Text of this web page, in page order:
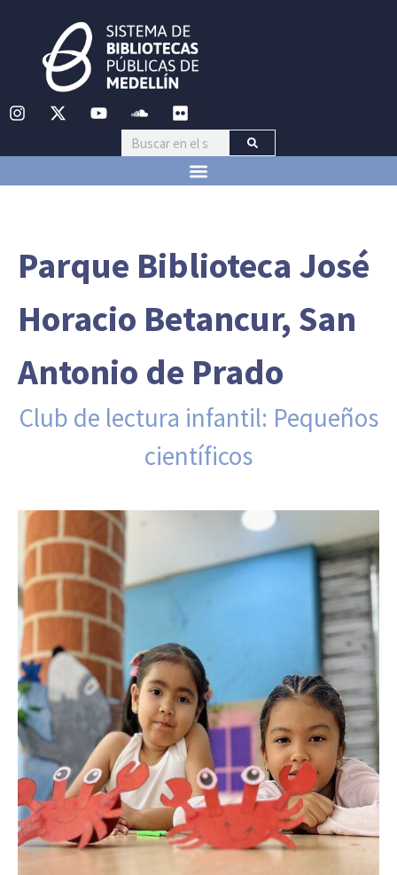
Parque Biblioteca José
Horacio Betancur, San
Antonio de Prado
Club de lectura infantil: Pequeños
científicos